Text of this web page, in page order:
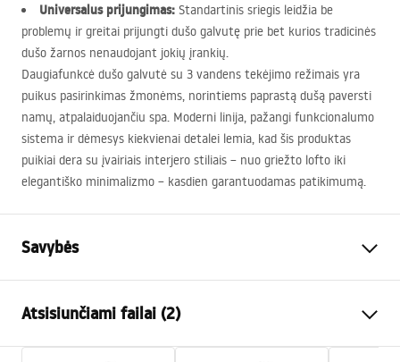
Universalus prijungimas: Standartinis sriegis leidžia be
problemų ir greitai prijungti dušo galvutę prie bet kurios tradicinės
dušo žarnos nenaudojant jokių įrankių.
Daugiafunkcė dušo galvutė su 3 vandens tekėjimo režimais yra
puikus pasirinkimas žmonėms, norintiems paprastą dušą paversti
namų, atpalaiduojančiu spa. Moderni linija, pažangi funkcionalumo
sistema ir dėmesys kiekvienai detalei lemia, kad šis produktas
puikiai dera su įvairiais interjero stiliais – nuo griežto lofto iki
elegantiško minimalizmo – kasdien garantuodamas patikimumą.
Savybės
Medžiaga
Montavimo būdas
Prisukamas
Atsisiunčiami failai (2)